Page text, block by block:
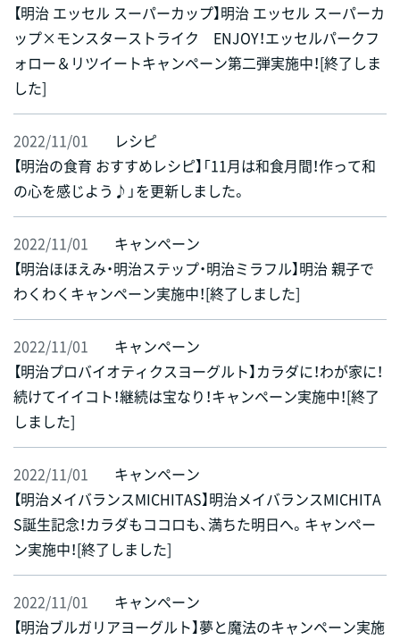
【明治 エッセル スーパーカップ】明治 エッセル スーパーカ
ップ×モンスターストライク ENJOY！エッセルパークフ
ォロー＆リツイートキャンペーン第二弾実施中！[終了しま
した]
2022/11/01
レシピ
【明治の食育 おすすめレシピ】「11月は和食月間！作って和
の心を感じよう♪」を更新しました。
2022/11/01
キャンペーン
【明治ほほえみ・明治ステップ・明治ミラフル】明治 親子で
わくわくキャンペーン実施中！[終了しました]
2022/11/01
キャンペーン
【明治プロバイオティクスヨーグルト】カラダに！わが家に！
続けてイイコト！継続は宝なり！キャンペーン実施中！[終了
しました]
2022/11/01
キャンペーン
【明治メイバランスMICHITAS】明治メイバランスMICHITA
S誕生記念！カラダもココロも、満ちた明日へ。キャンペー
ン実施中！[終了しました]
2022/11/01
キャンペーン
【明治ブルガリアヨーグルト】夢と魔法のキャンペーン実施